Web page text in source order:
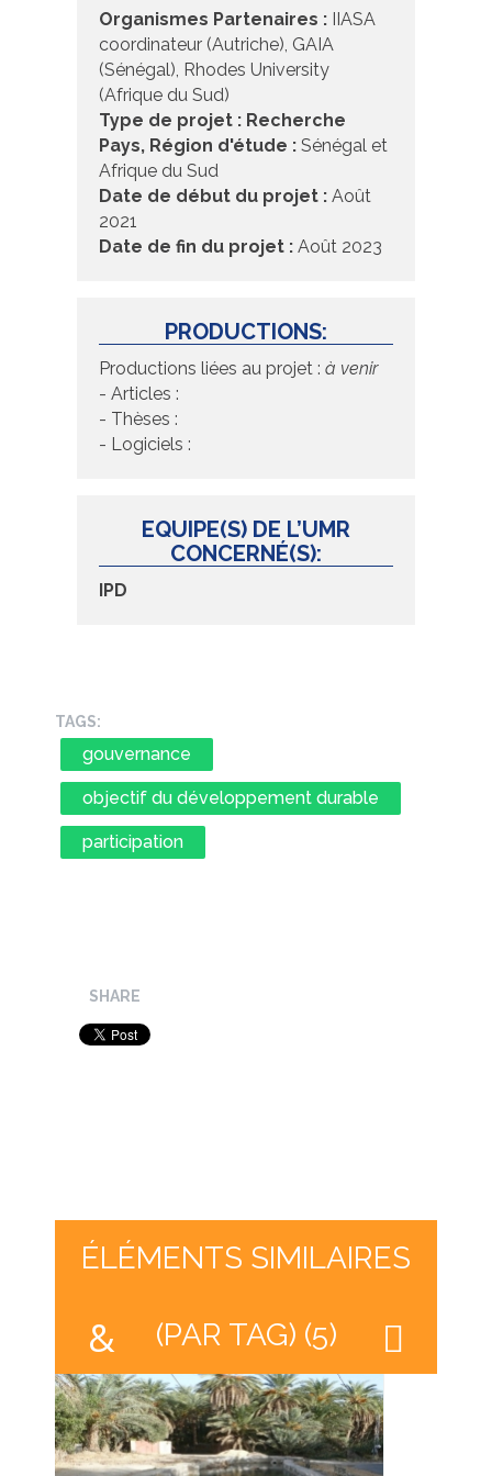
Organismes Partenaires : IIASA
coordinateur (Autriche), GAIA
(Sénégal), Rhodes University
(Afrique du Sud)
Type de projet : Recherche
Pays, Région d'étude : Sénégal et
Afrique du Sud
Date de début du projet : Août
2021
Date de fin du projet : Août 2023
PRODUCTIONS:
Productions liées au projet : à venir
- Articles :
- Thèses :
- Logiciels :
EQUIPE(S) DE L’UMR
CONCERNÉ(S):
IPD
TAGS:
gouvernance
objectif du développement durable
participation
SHARE
ÉLÉMENTS SIMILAIRES
(PAR TAG) (5)